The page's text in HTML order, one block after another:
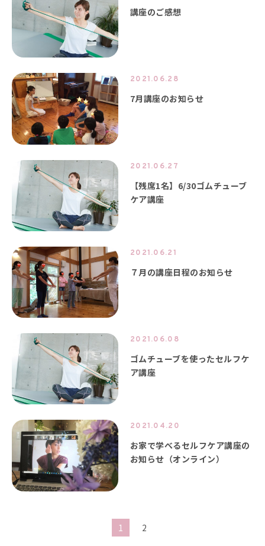
講座のご感想
2021.06.28
7月講座のお知らせ
2021.06.27
【残席1名】6/30ゴムチューブ
ケア講座
2021.06.21
７月の講座日程のお知らせ
2021.06.08
ゴムチューブを使ったセルフケ
ア講座
2021.04.20
お家で学べるセルフケア講座の
お知らせ（オンライン）
1 2